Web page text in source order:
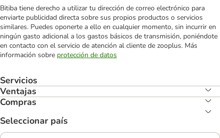
Bitiba tiene derecho a utilizar tu dirección de correo electrónico para
enviarte publicidad directa sobre sus propios productos o servicios
similares. Puedes oponerte a ello en cualquier momento, sin incurrir en
ningún gasto adicional a los gastos básicos de transmisión, poniéndote
en contacto con el servicio de atención al cliente de zooplus. Más
información sobre protección de datos
Servicios
Ventajas
Compras
Seleccionar país